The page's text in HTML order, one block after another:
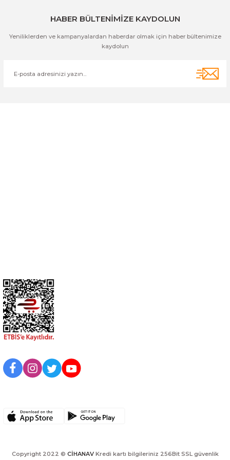
HABER BÜLTENİMİZE KAYDOLUN
Yeniliklerden ve kampanyalardan haberdar olmak için haber bültenimize
kaydolun
Copyright 2022 © CİHANAVKredi kartı bilgileriniz 256Bit SSL güvenlik